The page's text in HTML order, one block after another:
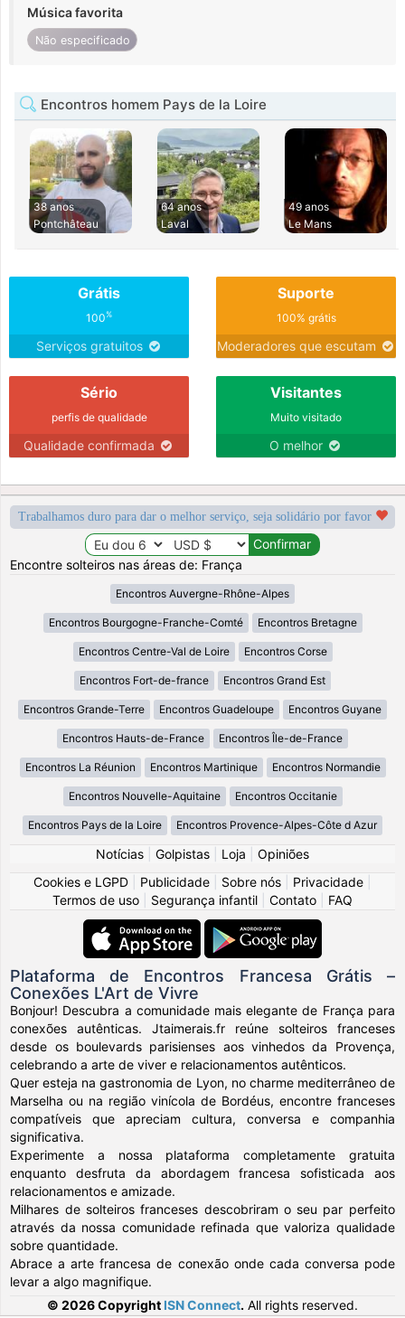
Música favorita
Não especificado
Encontros homem Pays de la Loire
38 anos
Pontchâteau
64 anos
Laval
49 anos
Le Mans
Grátis
100%
Serviços gratuitos
Suporte
100% grátis
Moderadores que escutam
Sério
perfis de qualidade
Qualidade confirmada
Visitantes
Muito visitado
O melhor
Trabalhamos duro para dar o melhor serviço, seja solidário por favor
Encontre solteiros nas áreas de: França
Encontros Auvergne-Rhône-Alpes
Encontros Bourgogne-Franche-Comté Encontros Bretagne
Encontros Centre-Val de Loire Encontros Corse
Encontros Fort-de-france Encontros Grand Est
Encontros Grande-Terre Encontros Guadeloupe Encontros Guyane
Encontros Hauts-de-France Encontros Île-de-France
Encontros La Réunion Encontros Martinique Encontros Normandie
Encontros Nouvelle-Aquitaine Encontros Occitanie
Encontros Pays de la Loire Encontros Provence-Alpes-Côte d Azur
Notícias Golpistas Loja
Opiniões
Cookies e LGPD
Publicidade Sobre nós Privacidade
Termos de uso
Segurança infantil Contato FAQ
Plataforma de Encontros Francesa Grátis –
Conexões L'Art de Vivre
Bonjour! Descubra a comunidade mais elegante de França para
conexões autênticas. Jtaimerais.fr reúne solteiros franceses
desde os boulevards parisienses aos vinhedos da Provença,
celebrando a arte de viver e relacionamentos autênticos.
Quer esteja na gastronomia de Lyon, no charme mediterrâneo de
Marselha ou na região vinícola de Bordéus, encontre franceses
compatíveis que apreciam cultura, conversa e companhia
significativa.
Experimente a nossa plataforma completamente gratuita
enquanto desfruta da abordagem francesa sofisticada aos
relacionamentos e amizade.
Milhares de solteiros franceses descobriram o seu par perfeito
através da nossa comunidade refinada que valoriza qualidade
sobre quantidade.
Abrace a arte francesa de conexão onde cada conversa pode
levar a algo magnifique.
© 2026 Copyright ISN Connect. All rights reserved.